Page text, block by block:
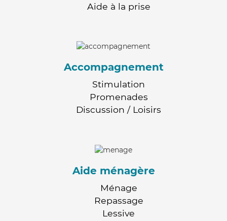
Aide à la prise
Accompagnement
Stimulation
Promenades
Discussion / Loisirs
Aide ménagère
Ménage
Repassage
Lessive